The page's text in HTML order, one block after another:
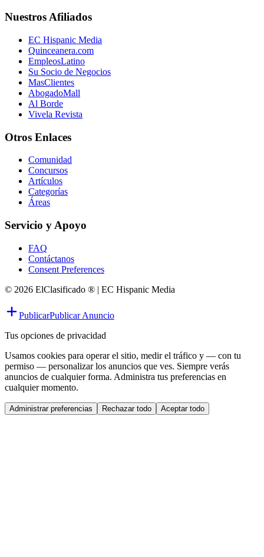
Nuestros Afiliados
EC Hispanic Media
Quinceanera.com
EmpleosLatino
Su Socio de Negocios
MasClientes
AbogadoMall
Al Borde
Vivela Revista
Otros Enlaces
Comunidad
Concursos
Artículos
Categorías
Áreas
Servicio y Apoyo
FAQ
Contáctanos
Consent Preferences
© 2026 ElClasificado ® | EC Hispanic Media
PublicarPublicar Anuncio
Tus opciones de privacidad
Usamos cookies para operar el sitio, medir el tráfico y — con tu
permiso — personalizar los anuncios que ves. Siempre verás
anuncios de cualquier forma. Administra tus preferencias en
cualquier momento.
Administrar preferencias Rechazar todo Aceptar todo